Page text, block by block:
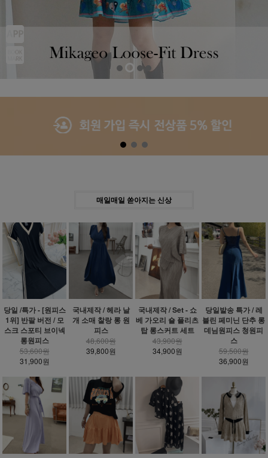
매일매일 쏟아지는 신상
당일 /특가 - [원피스
1위] 반팔 버전 / 모
스크 스포티 브이넥
롱원피스
53,600원
31,900원
국내제작 / 헤라 날
개 소매 찰랑 롱 원
피스
48,600원
39,800원
국내제작 / Set - 쇼
베 가오리 숄 플리츠
탑 롱스커트 세트
43,900원
34,900원
당일발송 특가 / 레
블린 페미닌 단추 롱
데님원피스 청원피
스
59,500원
36,900원